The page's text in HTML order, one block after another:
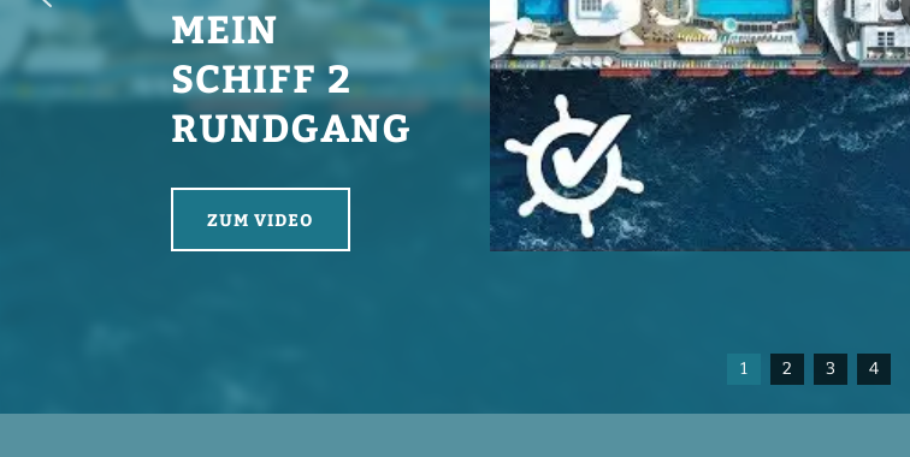
MEIN
SCHIFF 2
RUNDGANG
ZUM VIDEO
1 2 3 4